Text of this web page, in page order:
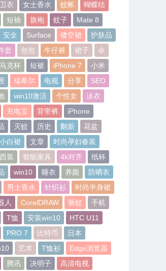
卫衣 女士香水 蚊帐
蝴蝶结
短袖 旗袍 蚊子
Mate 8
安全 Surface 镂空裙
护肤品
套
包包 牛仔裤 裙子
伞
马克杯 短裙 iPhone 7
小米
瑞希尔 电视 分享
SEO
win10激活 个性女
泳衣
充电宝 背带裤
iPhone
灭蚊 历史 翻新
花盆
小白裙 文章
时尚孕妇春装
西装 智能家具 4k对齐
纸杯
win10 睡衣 养颜
防晒衣
男士香水 针织衫
时尚半身裙
人
CorelDRAW 驱蚊
手机
T恤 安装win10
HTC U11
PRO 7 比特币
日本
艺术 T恤衫
Edge浏览器
腾讯 决明子
高清电视